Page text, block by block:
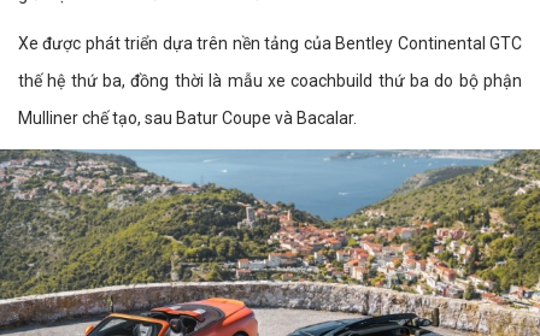
Xe được phát triển dựa trên nền tảng của Bentley Continental GTC
thế hệ thứ ba, đồng thời là mẫu xe coachbuild thứ ba do bộ phận
Mulliner chế tạo, sau Batur Coupe và Bacalar.